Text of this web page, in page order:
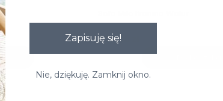
870,00 zł
Zapisuję się!
Nie, dziękuję. Zamknij okno.